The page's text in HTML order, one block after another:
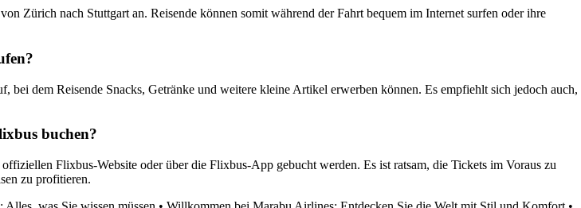
Zürich nach Stuttgart an. Reisende können somit während der Fahrt bequem im Internet surfen oder ihre
dem Reisende Snacks, Getränke und weitere kleine Artikel erwerben können. Es empfiehlt sich jedoch auch,
buchen?
Flixbus-Website oder über die Flixbus-App gebucht werden. Es ist ratsam, die Tickets im Voraus zu
zu profitieren.